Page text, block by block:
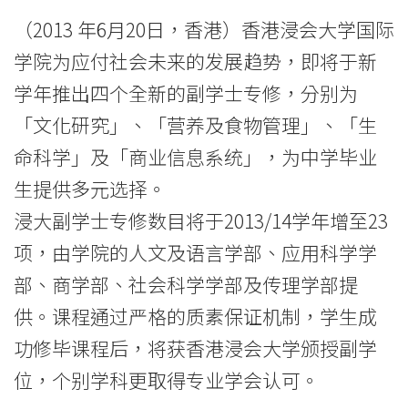
为
中
学
毕
业
生
提
供
多
元
（2013 年6月20日，香港）香港浸会大学国际
学院为应付社会未来的发展趋势，即将于新
学年推出四个全新的副学士专修，分别为
「文化研究」、「营养及食物管理」、「生
命科学」及「商业信息系统」，为中学毕业
生提供多元选择。
浸大副学士专修数目将于2013/14学年增至23
项，由学院的人文及语言学部、应用科学学
部、商学部、社会科学学部及传理学部提
供。课程通过严格的质素保证机制，学生成
功修毕课程后，将获香港浸会大学颁授副学
位，个别学科更取得专业学会认可。